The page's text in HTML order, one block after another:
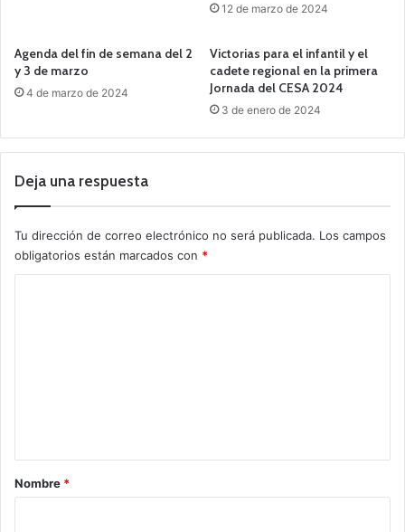
12 de marzo de 2024
Agenda del fin de semana del 2
y 3 de marzo
4 de marzo de 2024
Victorias para el infantil y el
cadete regional en la primera
Jornada del CESA 2024
3 de enero de 2024
Deja una respuesta
Tu dirección de correo electrónico no será publicada. Los campos
obligatorios están marcados con *
r
Nombre *